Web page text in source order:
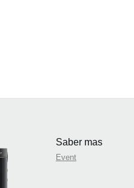
Saber mas
Event